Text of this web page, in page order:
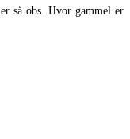
så obs. Hvor gammel er